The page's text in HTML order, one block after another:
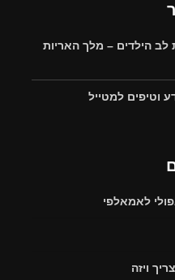
הילדים – מלך האריות
וטיפים למטייל
לאמאלפי
ויזה